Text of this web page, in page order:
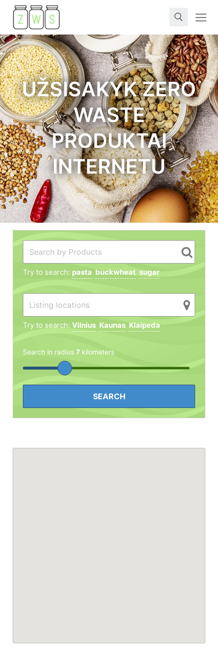
UŽSISAKYK ZERO
WASTE
PRODUKTAI
INTERNETU
Try to search: pasta buckwheat sugar
Try to search: Vilnius Kaunas Klaipeda
Search in radius 7 kilometers